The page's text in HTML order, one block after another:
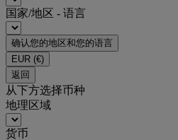
国家/地区 - 语言
确认您的地区和您的语言
EUR (€)
返回
从下方选择币种
地理区域
货币